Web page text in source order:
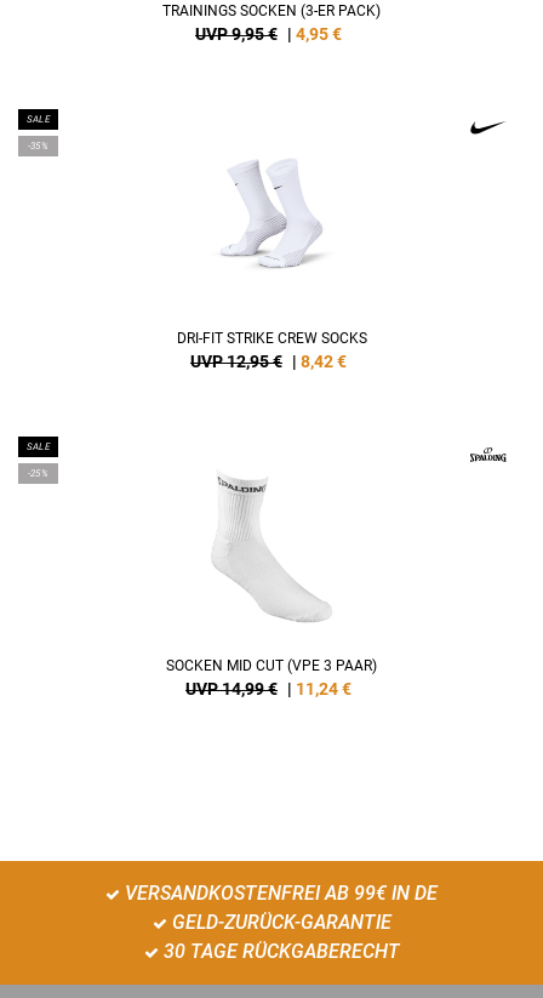
TRAININGS SOCKEN (3-ER PACK)
UVP 9,95 € | 4,95€
SALE
-35%
DRI-FIT STRIKE CREW SOCKS
UVP 12,95 € | 8,42€
SALE
-25%
SOCKEN MID CUT (VPE 3 PAAR)
UVP 14,99 € | 11,24€
VERSANDKOSTENFREI AB 99€ IN DE
GELD-ZURÜCK-GARANTIE
30 TAGE RÜCKGABERECHT